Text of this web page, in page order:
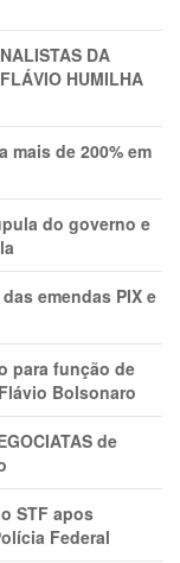
DA
HUMILHA
mais de 200% em
do governo e
emendas PIX e
para função de
Bolsonaro
de
STF apos
Federal